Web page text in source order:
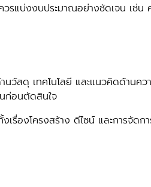
บ่งงบประมาณอย่างชัดเจน เช่น
วัสดุ เทคโนโลยี และแนวคิดด้าน
ก่อนตัดสินใจ
รื่องโครงสร้าง ดีไซน์ และการจัด